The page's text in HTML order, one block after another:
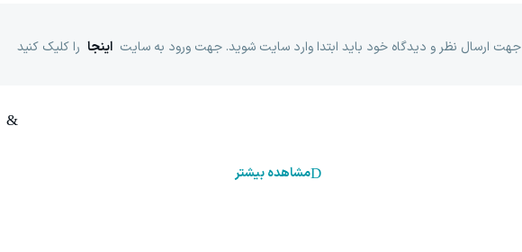
جهت ارسال نظر و دیدگاه خود باید ابتدا وارد سایت شوید. جهت ورود به سایت اینجا را کلیک کنید
مشاهده بیشتر